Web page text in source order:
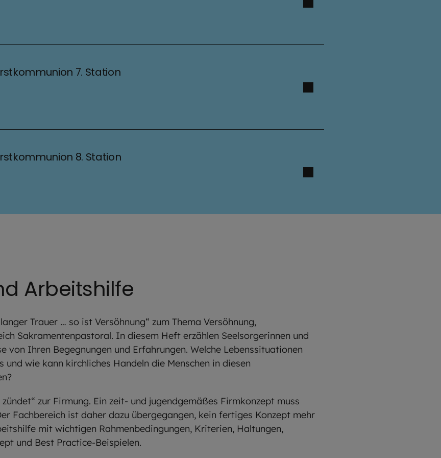
7. Station
8. Station
Arbeitshilfe
Trauer … so ist Versöhnung“ zum Thema Versöhnung,
Sakramentenpastoral. In diesem Heft erzählen Seelsorgerinnen und
von Ihren Begegnungen und Erfahrungen. Welche Lebenssituationen
und wie kann kirchliches Handeln die Menschen in diesen
zur Firmung. Ein zeit- und jugendgemäßes Firmkonzept muss
Fachbereich ist daher dazu übergegangen, kein fertiges Konzept mehr
mit wichtigen Rahmenbedingungen, Kriterien, Haltungen,
und Best Practice-Beispielen.